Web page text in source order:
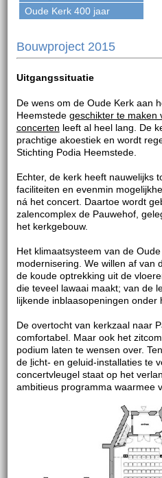
Oude Kerk 400 jaar
Bouwproject 2015
Uitgangssituatie
De wens om de Oude Kerk aan
Heemstede geschikter te maken
concerten leeft al heel lang. De
prachtige akoestiek en wordt
Stichting Podia Heemstede.
Echter, de kerk heeft nauwelijks
faciliteiten en evenmin
ná het concert. Daartoe wordt
zalencomplex de Pauwehof,
het kerkgebouw.
Het klimaatsysteem van de
modernisering. We willen af van
de koude optrekking uit de
die teveel lawaai maakt; van de
lijkende inblaasopeningen onder
De overtocht van kerkzaal naar
comfortabel. Maar ook het
podium laten te wensen over.
de licht- en geluid-installaties te
concertvleugel staat op het
ambitieus programma waarmee